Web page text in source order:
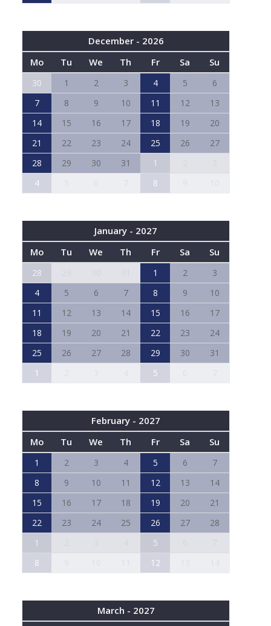
December - 2026
Mo
Tu We Th Fr Sa Su
30 1 2 3 4 5
6
7
8 9 10 11 12
13
14
15 16 17 18 19
20
21
22 23 24 25 26
27
28
29 30 31 1
4
8
January - 2027
Mo
Tu We Th Fr Sa Su
28 1 2
3
4
5 6 7 8 9
10
11
12 13 14 15 16
17
18
19 20 21 22 23
24
25
26 27 28 29 30
31
1
5
February - 2027
Mo
Tu We Th Fr Sa Su
1 2 3 4 5 6
7
8
9 10 11 12 13
14
15
16 17 18 19 20
21
22
23 24 25 26 27
28
1
5
8
12
March - 2027